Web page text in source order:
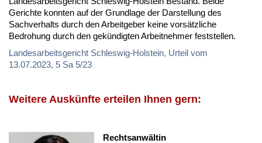
Gerichte konnten auf der Grundlage der Darstellung des
Sachverhalts durch den Arbeitgeber keine vorsätzliche
Bedrohung durch den gekündigten Arbeitnehmer feststellen.
Landesarbeitsgericht Schleswig-Holstein, Urteil vom
13.07.2023, 5 Sa 5/23
Weitere Auskünfte erteilen Ihnen gern:
Rechtsanwältin